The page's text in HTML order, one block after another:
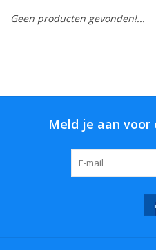
Cadeaus
Bar & Wijn
Geen producten gevonden!...
Meld je aan voor